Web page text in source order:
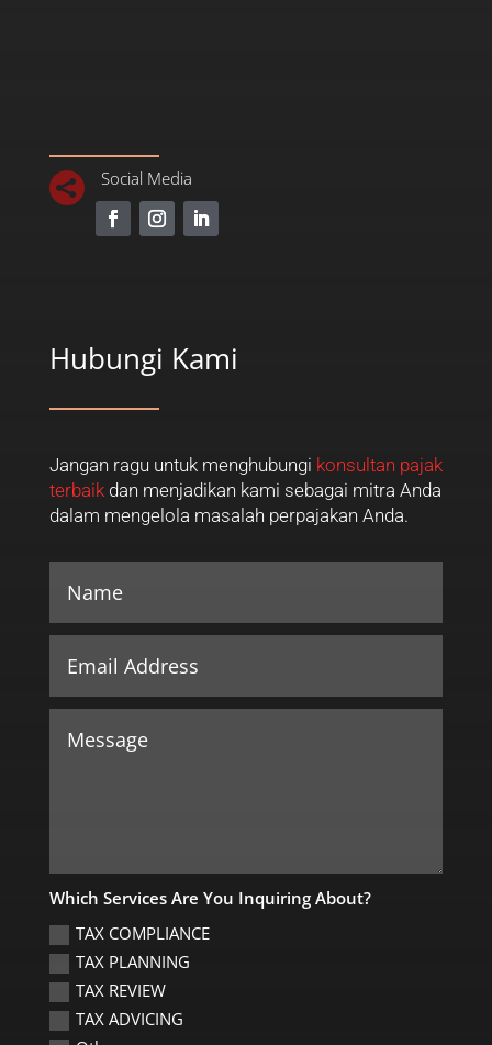
 Social Media
Hubungi Kami
Jangan ragu untuk menghubungi konsultan pajak
terbaikdan menjadikan kami sebagai mitra Anda
dalam mengelola masalah perpajakan Anda.
Which Services Are You Inquiring About?
TAX COMPLIANCE
TAX PLANNING
TAX REVIEW
TAX ADVICING